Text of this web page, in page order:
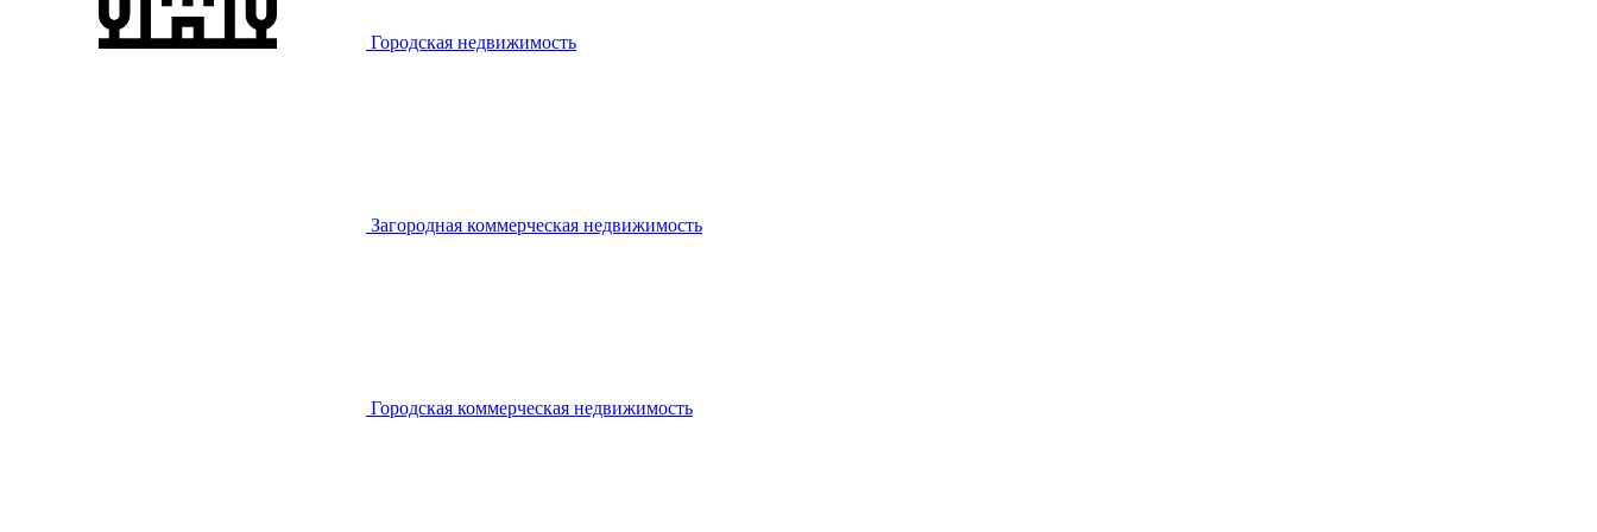
Городская недвижимость
Загородная коммерческая недвижимость
Городская коммерческая недвижимость